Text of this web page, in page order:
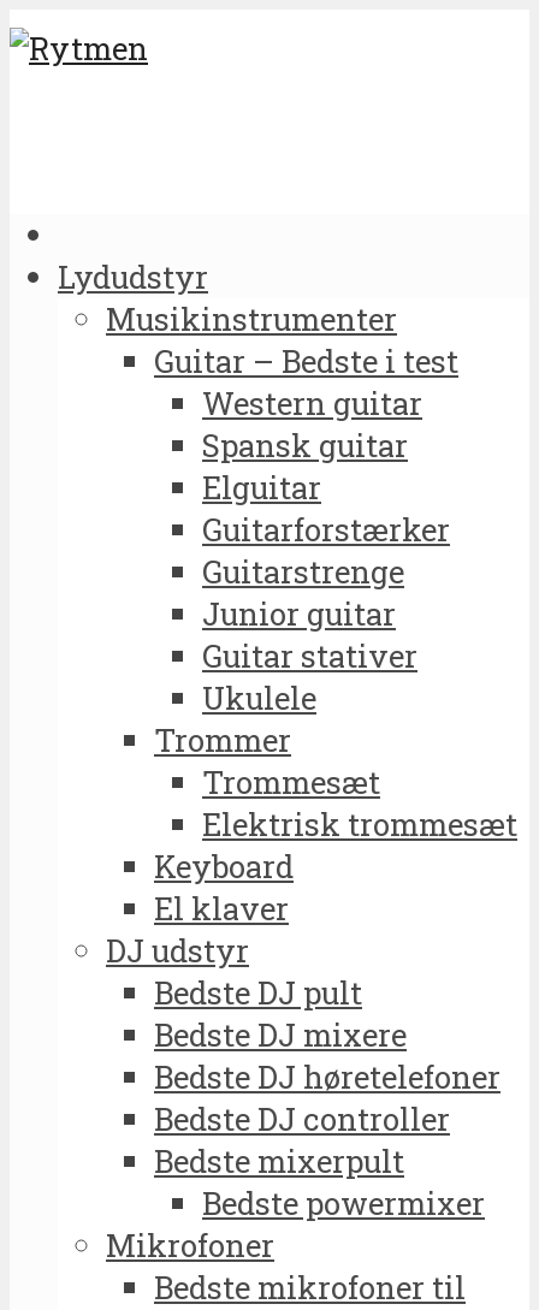
Lydudstyr
Musikinstrumenter
Guitar – Bedste i test
Western guitar
Spansk guitar
Elguitar
Guitarforstærker
Guitarstrenge
Junior guitar
Guitar stativer
Ukulele
Trommer
Trommesæt
Elektrisk trommesæt
Keyboard
El klaver
DJ udstyr
Bedste DJ pult
Bedste DJ mixere
Bedste DJ høretelefoner
Bedste DJ controller
Bedste mixerpult
Bedste powermixer
Mikrofoner
Bedste mikrofoner til